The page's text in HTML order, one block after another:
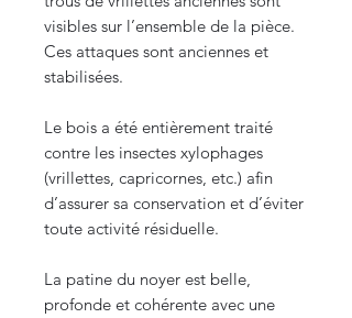
visibles sur l’ensemble de la pièce.
Ces attaques sont anciennes et
stabilisées.
Le bois a été entièrement traité
contre les insectes xylophages
(vrillettes, capricornes, etc.) afin
d’assurer sa conservation et d’éviter
toute activité résiduelle.
La patine du noyer est belle,
profonde et cohérente avec une